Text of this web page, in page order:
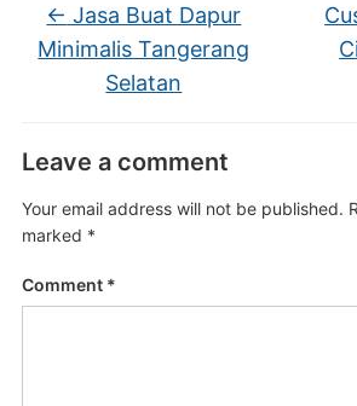
← Jasa Buat Dapur
Minimalis Tangerang
Selatan
Leave a comment
Your email address will not be published.
marked *
Comment *